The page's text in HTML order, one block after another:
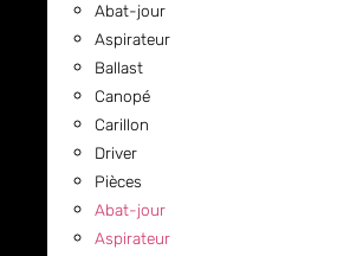
Abat-jour
Aspirateur
Ballast
Canopé
Carillon
Driver
Pièces
Abat-jour
Aspirateur